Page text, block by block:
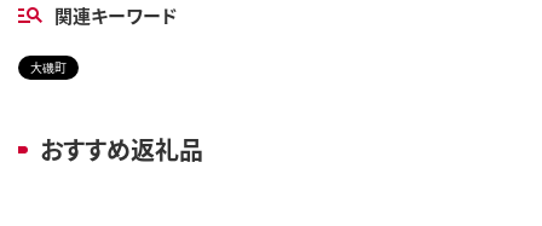
関連キーワード
大磯町
おすすめ返礼品